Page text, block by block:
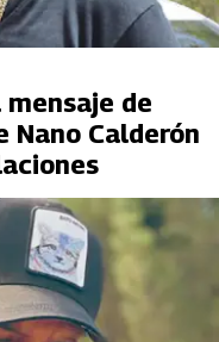
mensaje de
Nano Calderón